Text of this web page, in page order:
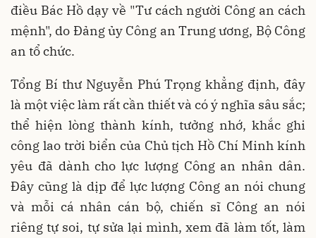
điều Bác Hồ dạy về "Tư cách người Công an cách
mệnh", do Đảng ủy Công an Trung ương, Bộ Công
an tổ chức.
Tổng Bí thư Nguyễn Phú Trọng khẳng định, đây
là một việc làm rất cần thiết và có ý nghĩa sâu sắc;
thể hiện lòng thành kính, tưởng nhớ, khắc ghi
công lao trời biển của Chủ tịch Hồ Chí Minh kính
yêu đã dành cho lực lượng Công an nhân dân.
Đây cũng là dịp để lực lượng Công an nói chung
và mỗi cá nhân cán bộ, chiến sĩ Công an nói
riêng tự soi, tự sửa lại mình, xem đã làm tốt, làm